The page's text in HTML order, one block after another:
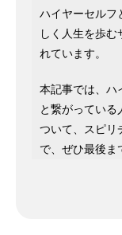
ハイヤーセルフ
しく人生を歩
れています。
本記事では、ハ
と繋がっている
ついて、スピリ
で、ぜひ最後ま